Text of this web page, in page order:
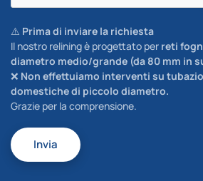
⚠️ Prima di inviare la richiesta
Il nostro relining è progettato per reti
diametro medio/grande (da 80 mm in
❌ Non effettuiamo interventi su
domestiche di piccolo diametro.
Grazie per la comprensione.
Invia